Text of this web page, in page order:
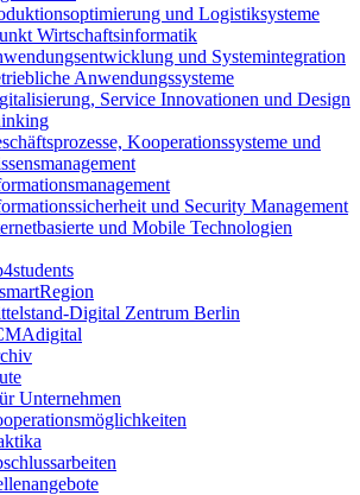
und Logistiksysteme
Wirtschaftsinformatik
und Systemintegration
Anwendungssysteme
Service Innovationen und Design
Kooperationssysteme und
und Security Management
und Mobile Technologien
Digital Zentrum Berlin
Unternehmen